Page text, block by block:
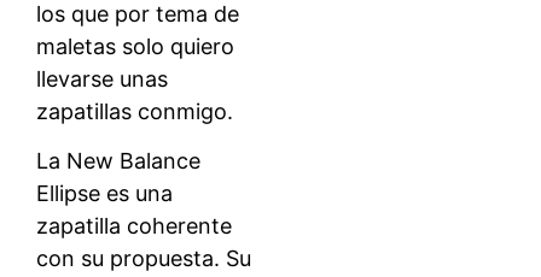
los que por tema de
maletas solo quiero
llevarse unas
zapatillas conmigo.
La New Balance
Ellipse es una
zapatilla coherente
con su propuesta. Su